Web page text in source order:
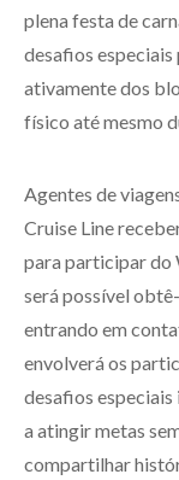
plena festa de
desafios
ativamente dos
físico até mesmo
Agentes de
Cruise Line
para participar do
será possível
entrando em
envolverá os
desafios
a atingir metas
compartilhar